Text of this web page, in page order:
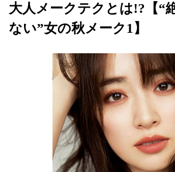
大人メークテクとは!?【“
ない”女の秋メーク1】